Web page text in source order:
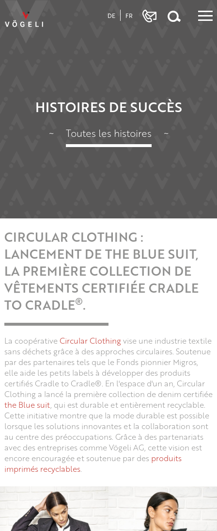
DE FR
HISTOIRES DE SUCCÈS
~ Toutes les histoires ~
CIRCULAR CLOTHING :
LANCEMENT DE THE BLUE SUIT,
LA PREMIÈRE COLLECTION DE
VÊTEMENTS CERTIFIÉE CRADLE
TO CRADLE®.
La coopérative Circular Clothingvise une industrie textile
sans déchets grâce à des approches circulaires. Soutenue
par des partenaires tels que le Fonds pionnier Migros,
elle aide les petits labels à développer des produits
certifiés Cradle to Cradle®. En l'espace d'un an, Circular
Clothing a lancé la première collection de denim certifiée
the Blue suit , qui est durable et entièrement recyclable.
Cette initiative montre que la mode durable est possible
lorsque les solutions innovantes et la collaboration sont
au centre des préoccupations. Grâce à des partenariats
avec des entreprises comme Vögeli AG, cette vision est
encore encouragée et soutenue par des produits
imprimés recyclables.